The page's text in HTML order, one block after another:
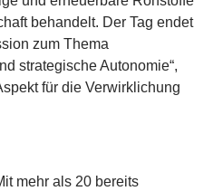
behandelt. Der Tag endet
zum Thema
strategische Autonomie“,
für die Verwirklichung
mehr als 20 bereits